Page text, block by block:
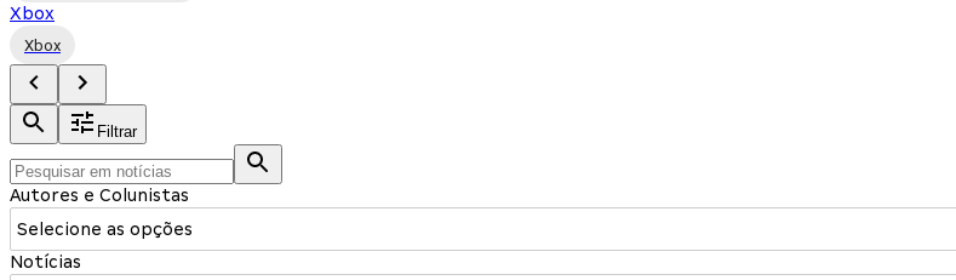
Xbox
Xbox
Filtrar
Autores e Colunistas
Selecione as opções
Notícias